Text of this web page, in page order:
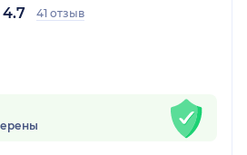
4.7 41 отзыв